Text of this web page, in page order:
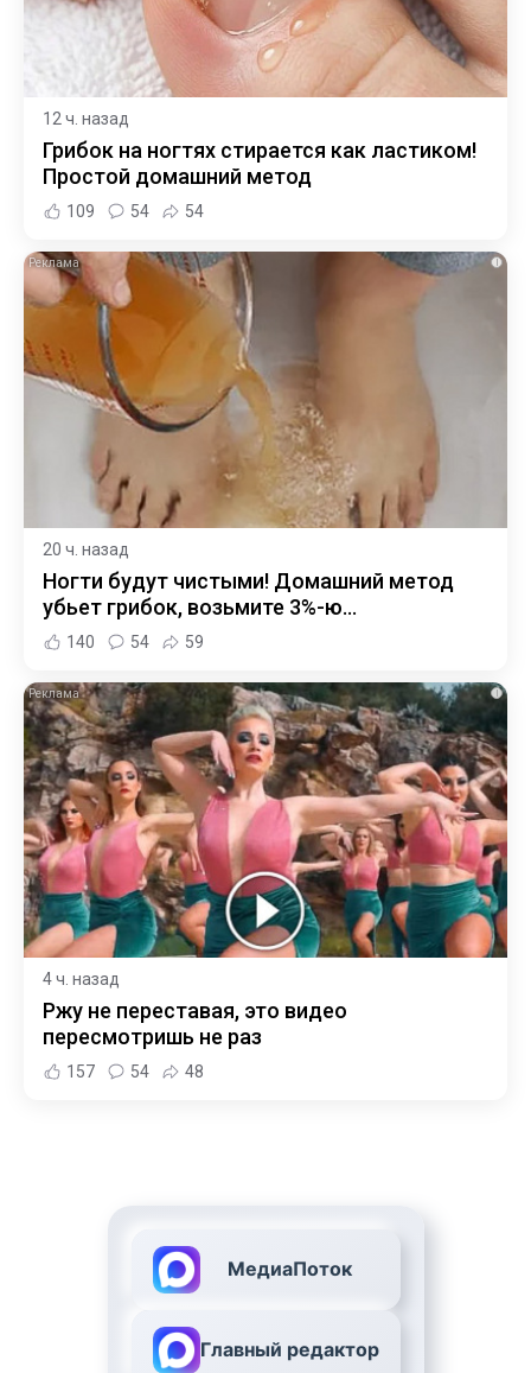
12 ч. назад
Грибок на ногтях стирается как ластиком!
Простой домашний метод
109 54 54
i
20 ч. назад
Ногти будут чистыми! Домашний метод
убьет грибок, возьмите 3%-ю…
140 54 59
i
4 ч. назад
Ржу не переставая, это видео
пересмотришь не раз
157 54 48
МедиаПоток
Главный редактор